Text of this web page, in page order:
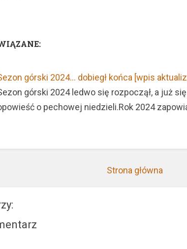
górski 2024... dobiegł końca [wpis
górski 2024 ledwo się rozpoczął, a już
o pechowej niedzieli.Rok 2024
Strona główna